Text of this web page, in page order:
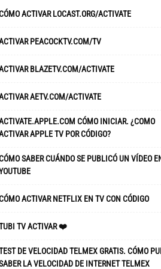
ACTIVAR LOCAST.ORG/ACTIVATE
PEACOCKTV.COM/TV
BLAZETV.COM/ACTIVATE
AETV.COM/ACTIVATE
CÓMO INICIAR. ¿COMO
APPLE TV POR CÓDIGO?
SABER CUÁNDO SE PUBLICÓ UN VÍDEO
ACTIVAR NETFLIX EN TV CON CÓDIGO
TV ACTIVAR ❤️
DE VELOCIDAD TELMEX GRATIS. CÓMO
LA VELOCIDAD DE INTERNET TELMEX